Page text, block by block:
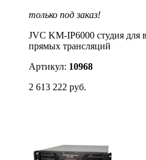
только под заказ!
JVC KM-IP6000 студия для
прямых трансляций
Артикул: 10968
2 613 222 руб.